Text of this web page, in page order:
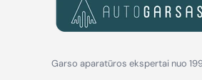
Garso aparatūros ekspertai nuo